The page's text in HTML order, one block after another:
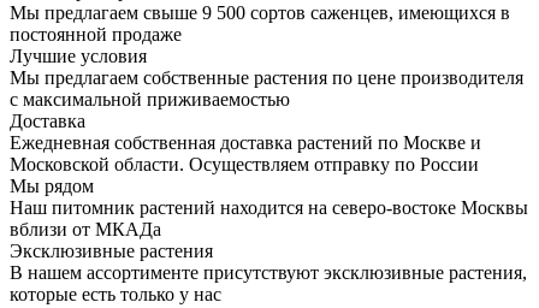
Мы предлагаем свыше 9 500 сортов саженцев, имеющихся в
постоянной продаже
Лучшие условия
Мы предлагаем собственные растения по цене производителя
с максимальной приживаемостью
Доставка
Ежедневная собственная доставка растений по Москве и
Московской области. Осуществляем отправку по России
Мы рядом
Наш питомник растений находится на северо-востоке Москвы
вблизи от МКАДа
Эксклюзивные растения
В нашем ассортименте присутствуют эксклюзивные растения,
которые есть только у нас